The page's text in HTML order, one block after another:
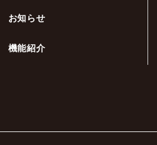
お知らせ
機能紹介